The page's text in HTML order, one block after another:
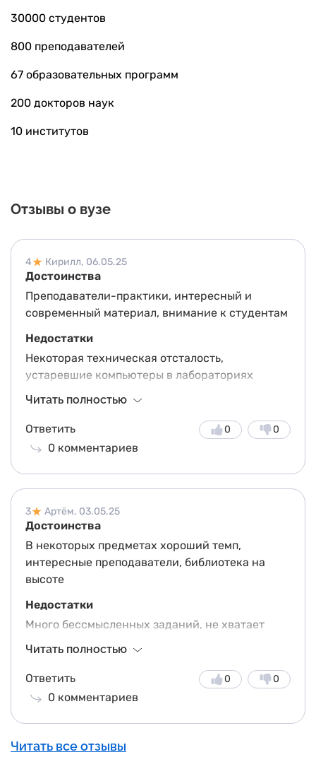
30000 студентов
800 преподавателей
67 образовательных программ
200 докторов наук
10 институтов
Отзывы о вузе
4 06.05.25
Кирилл,
Достоинства
Преподаватели-практики, интересный и
современный материал, внимание к студентам
Недостатки
Некоторая техническая отсталость,
устаревшие компьютеры в лабораториях
Другие впечатления
Учусь на факультете архивного дела. Очень
уважаю преподавателей, видно, что они
болеют своим делом. Материалы дают
актуальные, мы изучаем современные методы
цифрового архивирования. Бывает, конечно,
что техника подводит — не везде идеальные
условия.
Читать полностью
Ответить
0 комментариев
0
0
3 03.05.25
Артём,
Достоинства
В некоторых предметах хороший темп,
интересные преподаватели, библиотека на
высоте
Недостатки
Много бессмысленных заданий, не хватает
чёткого понимания программы
Учусь на 1 курсе, пока не совсем понимаю,
зачем половина предметов. Особенно бесят
задания, где надо просто нагуглить какую-то
Читать полностью
Ответить
0 комментариев
0
0
Читать все отзывы